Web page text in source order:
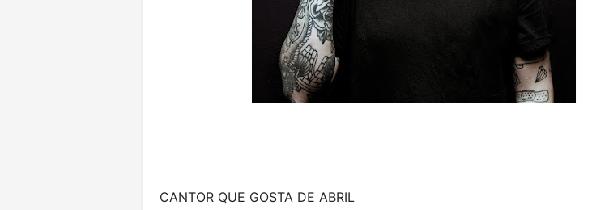
CANTOR QUE GOSTA DE ABRIL